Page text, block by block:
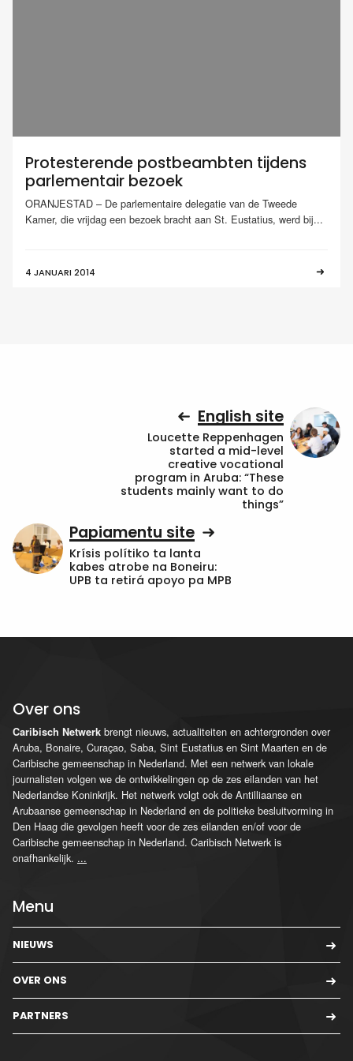
Protesterende postbeambten tijdens
parlementair bezoek
ORANJESTAD – De parlementaire delegatie van de Tweede
Kamer, die vrijdag een bezoek bracht aan St. Eustatius, werd bij...
4 JANUARI 2014
English site
Loucette Reppenhagen
started a mid-level
creative vocational
program in Aruba: “These
students mainly want to do
things”
Papiamentu site
Krísis polítiko ta lanta
kabes atrobe na Boneiru:
UPB ta retirá apoyo pa MPB
Over ons
Caribisch Netwerk brengt nieuws, actualiteiten en achtergronden over
Aruba, Bonaire, Curaçao, Saba, Sint Eustatius en Sint Maarten en de
Caribische gemeenschap in Nederland. Met een netwerk van lokale
journalisten volgen we de ontwikkelingen op de zes eilanden van het
Nederlandse Koninkrijk. Het netwerk volgt ook de Antilliaanse en
Arubaanse gemeenschap in Nederland en de politieke besluitvorming in
Den Haag die gevolgen heeft voor de zes eilanden en/of voor de
Caribische gemeenschap in Nederland. Caribisch Netwerk is
onafhankelijk. ...
Menu
NIEUWS
OVER ONS
PARTNERS